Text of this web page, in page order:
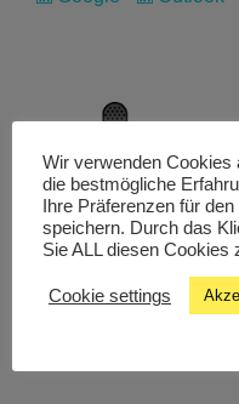
Wir verwenden Cookies
die bestmögliche
Ihre Präferenzen für
speichern. Durch das
Sie ALL diesen Cookies
Cookie settings